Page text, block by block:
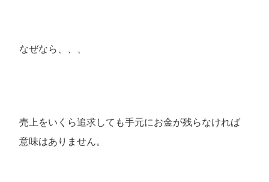
なぜなら、、、
売上をいくら追求しても手元にお金が残らなければ
意味はありません。